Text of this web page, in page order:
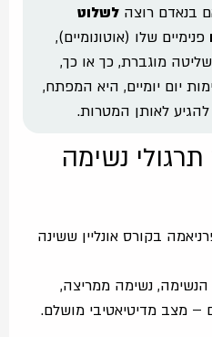
בנאדם רוצהלשלוט
פנימיים שלו (אוטונומיים),
מוגברת, כך או כך,
יום יומיים, היא המפתח,
לאותן המטרות.
נשימה
בקורס אונליין ששינה
נשימה ממריצה,
– מצב מדיטיאטיבי מושלם.